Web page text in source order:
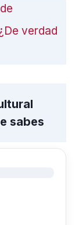
verdad
sabes